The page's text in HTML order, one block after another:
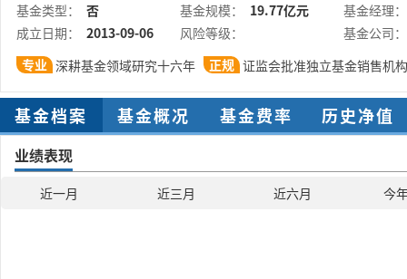
基金类型：
否
成立日期：
2013-09-06
基金规模：
19.77亿元
风险等级：
基金经理：
基金公司：
专业 深耕基金领域研究十六年 正规 证监会批准独立基金销售机构
基金档案 基金概况 基金费率 历史净值
业绩表现
近一月 近三月 近六月 今